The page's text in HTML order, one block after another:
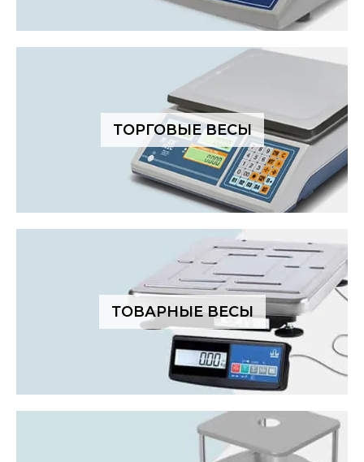
ТОРГОВЫЕ ВЕСЫ
ТОВАРНЫЕ ВЕСЫ